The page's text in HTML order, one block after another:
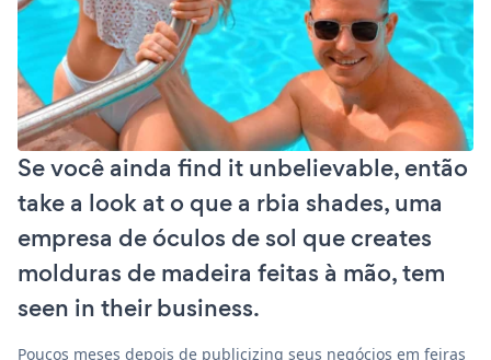
Se você ainda find it unbelievable, então
take a look at o que a rbia shades, uma
empresa de óculos de sol que creates
molduras de madeira feitas à mão, tem
seen in their business.
Poucos meses depois de publicizing seus negócios em feiras